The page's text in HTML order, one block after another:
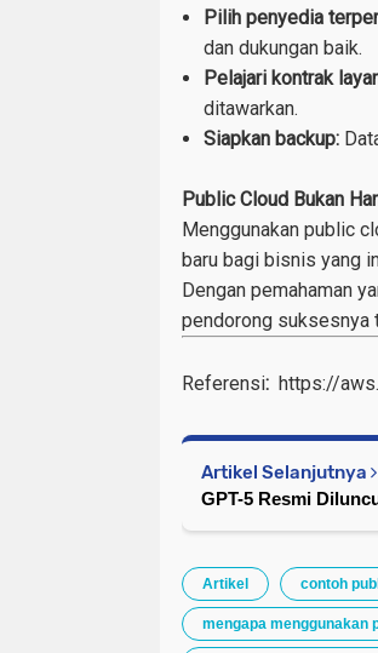
Pilih penyedia
dan dukungan baik.
Pelajari kontrak
ditawarkan.
Siapkan backup:
Public Cloud Bukan
Menggunakan public
baru bagi bisnis yang
Dengan pemahaman
pendorong suksesnya
Referensi: https://
Artikel Selanjutnya
GPT-5 Resmi
Artikel contoh
mengapa menggunakan